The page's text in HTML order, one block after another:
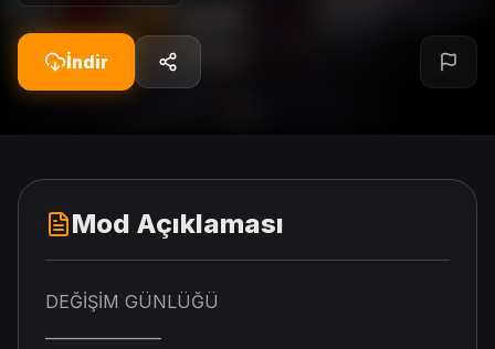
İndir
Mod Açıklaması
DEĞİŞİM GÜNLÜĞÜ